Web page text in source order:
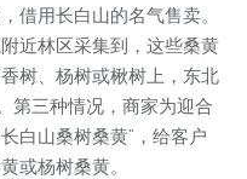
借用长白山的名气售卖。
近林区采集到，这些桑黄
树、杨树或楸树上，东北
第三种情况，商家为迎合
白山桑树桑黄”，给客户
或杨树桑黄。